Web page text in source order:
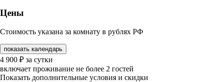
Цены
Стоимость указана за комнату в рублях РФ
показать календарь
4 900 ₽ за сутки
включает проживание не более 2 гостей
Показать дополнительные условия и скидки